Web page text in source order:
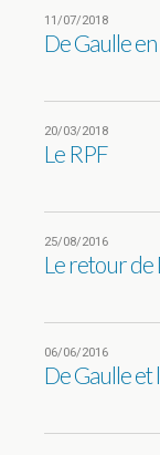
11/07/2018
De Gaulle
20/03/2018
Le RPF
25/08/2016
Le retour de
06/06/2016
De Gaulle et